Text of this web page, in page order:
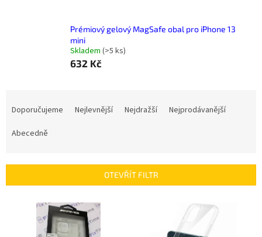
Prémiový gelový MagSafe obal pro iPhone 13
mini
Skladem (>5 ks)
632 Kč
r
Doporučujeme Nejlevnější Nejdražší
Nejprodávanější
Abecedně
OTEVŘÍT FILTR